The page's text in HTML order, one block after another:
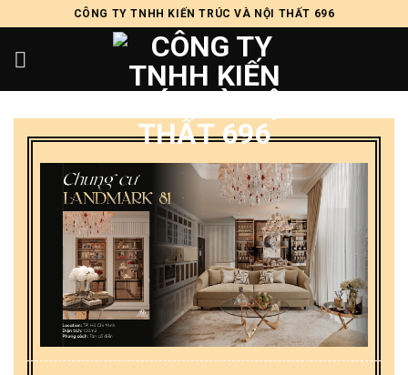
to
content
CÔNG TY TNHH KIẾN TRÚC VÀ NỘI THẤT 696